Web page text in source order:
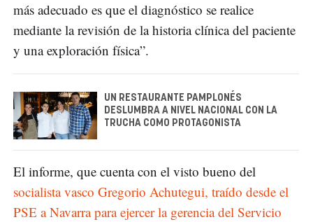
más adecuado es que el diagnóstico se realice
mediante la revisión de la historia clínica del paciente
y una exploración física”.
UN RESTAURANTE PAMPLONÉS
DESLUMBRA A NIVEL NACIONAL CON LA
TRUCHA COMO PROTAGONISTA
El informe, que cuenta con el visto bueno del
socialista vasco Gregorio Achutegui, traído desde el
PSE a Navarra para ejercer la gerencia del Servicio